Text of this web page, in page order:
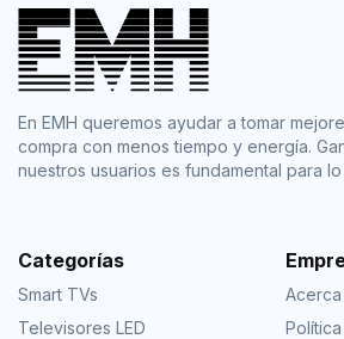
En EMH queremos ayudar a tomar
compra con menos tiempo y energía.
nuestros usuarios es fundamental para
Categorías
Smart TVs
Televisores LED
Acerca